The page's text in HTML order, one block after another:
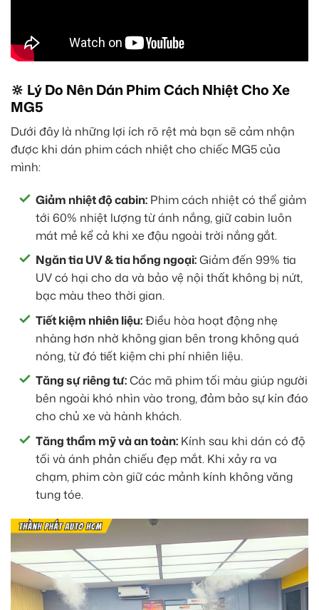
🔆 Lý Do Nên Dán Phim Cách Nhiệt Cho Xe
MG5
Dưới đây là những lợi ích rõ rệt mà bạn sẽ cảm nhận
được khi dán phim cách nhiệt cho chiếc MG5 của
mình:
Giảm nhiệt độ cabin: Phim cách nhiệt có thể giảm
tới 60% nhiệt lượng từ ánh nắng, giữ cabin luôn
mát mẻ kể cả khi xe đậu ngoài trời nắng gắt.
Ngăn tia UV & tia hồng ngoại:Giảm đến 99% tia
UV có hại cho da và bảo vệ nội thất không bị nứt,
bạc màu theo thời gian.
Tiết kiệm nhiên liệu:Điều hòa hoạt động nhẹ
nhàng hơn nhờ không gian bên trong không quá
nóng, từ đó tiết kiệm chi phí nhiên liệu.
Tăng sự riêng tư:Các mã phim tối màu giúp người
bên ngoài khó nhìn vào trong, đảm bảo sự kín đáo
cho chủ xe và hành khách.
Tăng thẩm mỹ và an toàn: Kính sau khi dán có độ
tối và ánh phản chiếu đẹp mắt. Khi xảy ra va
chạm, phim còn giữ các mảnh kính không văng
tung tóe.